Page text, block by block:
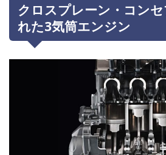
クロスプレーン・コン
れた3気筒エンジン